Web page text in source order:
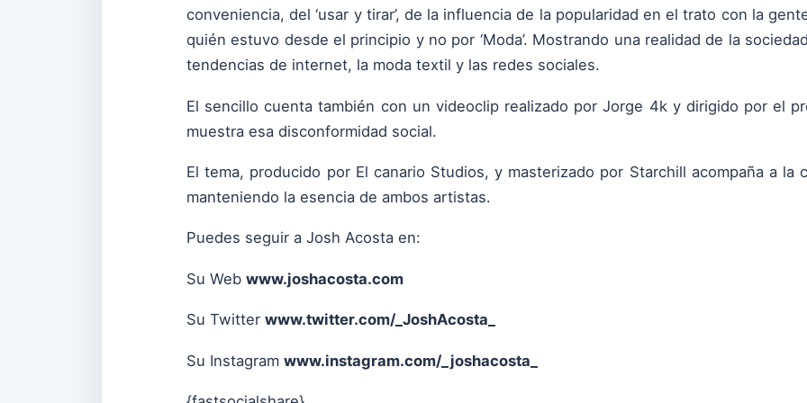
conveniencia, del ‘usar y tirar’, de la influencia de la popularidad en el trato con la
quién estuvo desde el principio y no por ‘Moda’. Mostrando una realidad de la
tendencias de internet, la moda textil y las redes sociales.
El sencillo cuenta también con un videoclip realizado por Jorge 4k y dirigido por el
muestra esa disconformidad social.
El tema, producido por El canario Studios, y masterizado por Starchill acompaña a la
manteniendo la esencia de ambos artistas.
Puedes seguir a Josh Acosta en:
Su Web www.joshacosta.com
Su Twitter www.twitter.com/_JoshAcosta_
Su Instagram www.instagram.com/_joshacosta_